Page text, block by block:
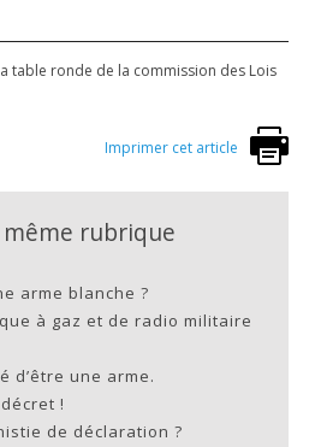
table ronde de la commission des Lois
Imprimer cet article
même rubrique
arme blanche ?
à gaz et de radio militaire
d’être une arme.
!
de déclaration ?